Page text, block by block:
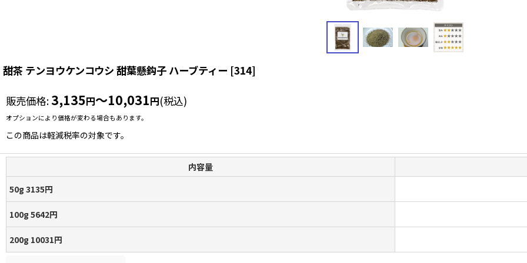
甜茶 テンヨウケンコウシ 甜葉懸鈎子 ハーブティー [314]
販売価格:3,135円～10,031円(税込)
オプションにより価格が変わる場合もあります。
この商品は軽減税率の対象です。
内容量
50g 3135円
100g 5642円
200g 10031円